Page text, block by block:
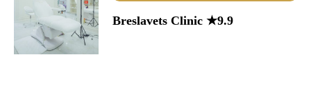
Breslavets Clinic ★9.9